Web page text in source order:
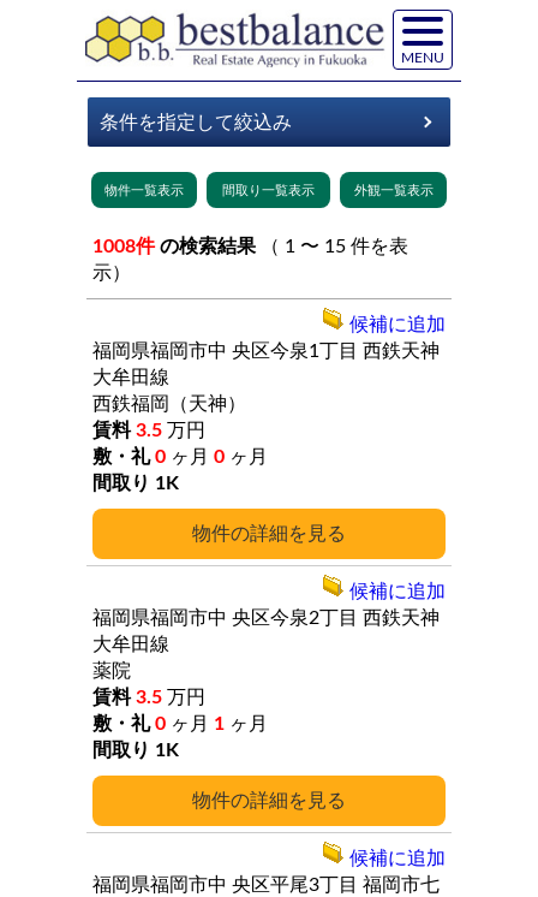
MENU
1008件 の検索結果
示）
詳細
福岡県福岡市中 央区今泉1丁目 西鉄天神
大牟田線
西鉄福岡（天神）
3.5 万円
0 ヶ月 0 ヶ月
1K
候補に追加
詳細
福岡県福岡市中 央区今泉2丁目 西鉄天神
大牟田線
薬院
3.5 万円
0 ヶ月 1 ヶ月
1K
候補に追加
福岡県福岡市中 央区平尾3丁目 福岡市七
候補に追加